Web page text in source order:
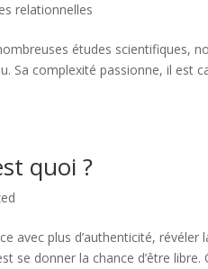
relationnelles
études scientifiques,
Sa complexité passionne, il est
quoi ?
avec plus d’authenticité,
se donner la chance d’être